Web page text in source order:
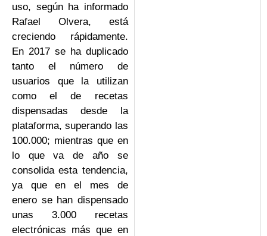
uso, según ha informado
Rafael Olvera, está
creciendo rápidamente.
En 2017 se ha duplicado
tanto el número de
usuarios que la utilizan
como el de recetas
dispensadas desde la
plataforma, superando las
100.000; mientras que en
lo que va de año se
consolida esta tendencia,
ya que en el mes de
enero se han dispensado
unas 3.000 recetas
electrónicas más que en